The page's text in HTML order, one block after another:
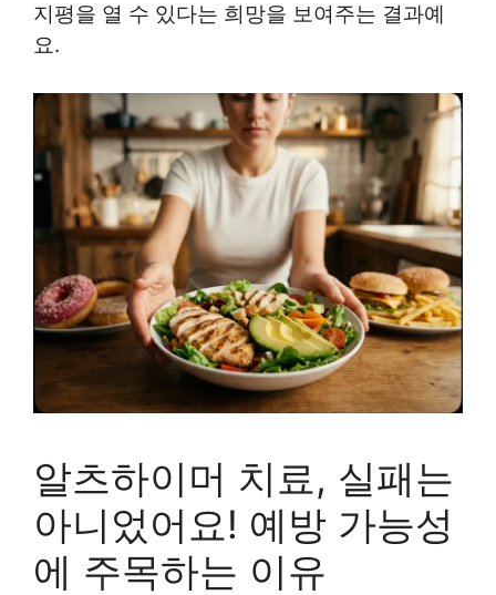
지평을 열 수 있다는 희망을 보여주는 결과예
요.
알츠하이머 치료, 실패는
아니었어요! 예방 가능성
에 주목하는 이유